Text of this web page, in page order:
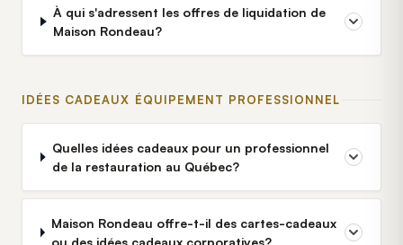
À qui s'adressent les offres de liquidation de
Maison Rondeau?
IDÉES CADEAUX ÉQUIPEMENT PROFESSIONNEL
Quelles idées cadeaux pour un professionnel
de la restauration au Québec?
Maison Rondeau offre-t-il des cartes-cadeaux
ou des idées cadeaux corporatives?